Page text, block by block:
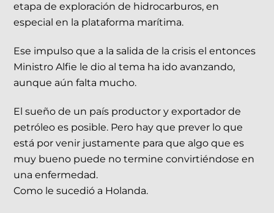
etapa de exploración de hidrocarburos, en
especial en la plataforma marítima.
Ese impulso que a la salida de la crisis el entonces
Ministro Alfie le dio al tema ha ido avanzando,
aunque aún falta mucho.
El sueño de un país productor y exportador de
petróleo es posible. Pero hay que prever lo que
está por venir justamente para que algo que es
muy bueno puede no termine convirtiéndose en
una enfermedad.
Como le sucedió a Holanda.